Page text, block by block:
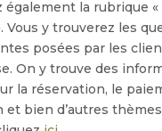
également la rubrique «
Vous y trouverez les
posées par les
On y trouve des
la réservation, le
et bien d’autres